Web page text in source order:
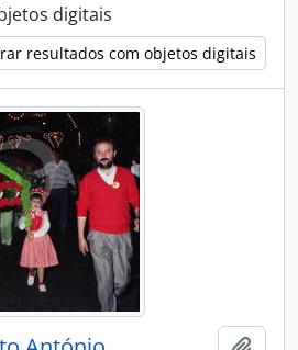
digitais
resultados com objetos digitais